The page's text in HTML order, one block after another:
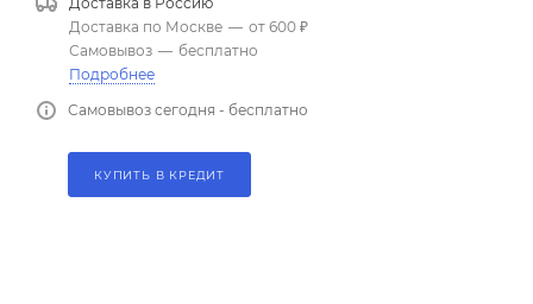
Доставка по Москве — от 600 ₽
Самовывоз — бесплатно
Подробнее
Самовывоз сегодня - бесплатно
КУПИТЬ В КРЕДИТ